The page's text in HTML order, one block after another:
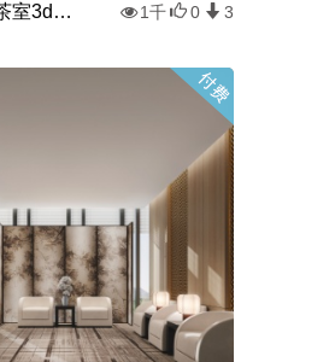
新中式会所茶室3d模型 1千 0 3